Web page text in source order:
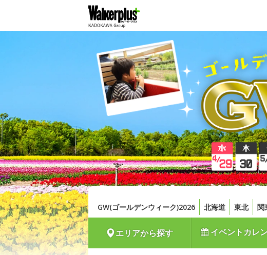
GW(ゴールデンウィーク)2026 北海道 東北 関
エリアから探す イベントカレ